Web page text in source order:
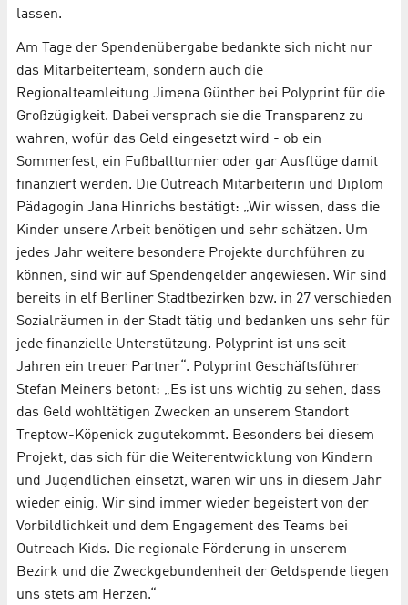
lassen.
Am Tage der Spendenübergabe bedankte sich nicht nur
das Mitarbeiterteam, sondern auch die
Regionalteamleitung Jimena Günther bei Polyprint für die
Großzügigkeit. Dabei versprach sie die Transparenz zu
wahren, wofür das Geld eingesetzt wird - ob ein
Sommerfest, ein Fußballturnier oder gar Ausflüge damit
finanziert werden. Die Outreach Mitarbeiterin und Diplom
Pädagogin Jana Hinrichs bestätigt: „Wir wissen, dass die
Kinder unsere Arbeit benötigen und sehr schätzen. Um
jedes Jahr weitere besondere Projekte durchführen zu
können, sind wir auf Spendengelder angewiesen. Wir sind
bereits in elf Berliner Stadtbezirken bzw. in 27 verschieden
Sozialräumen in der Stadt tätig und bedanken uns sehr für
jede finanzielle Unterstützung. Polyprint ist uns seit
Jahren ein treuer Partner“. Polyprint Geschäftsführer
Stefan Meiners betont: „Es ist uns wichtig zu sehen, dass
das Geld wohltätigen Zwecken an unserem Standort
Treptow-Köpenick zugutekommt. Besonders bei diesem
Projekt, das sich für die Weiterentwicklung von Kindern
und Jugendlichen einsetzt, waren wir uns in diesem Jahr
wieder einig. Wir sind immer wieder begeistert von der
Vorbildlichkeit und dem Engagement des Teams bei
Outreach Kids. Die regionale Förderung in unserem
Bezirk und die Zweckgebundenheit der Geldspende liegen
uns stets am Herzen.“